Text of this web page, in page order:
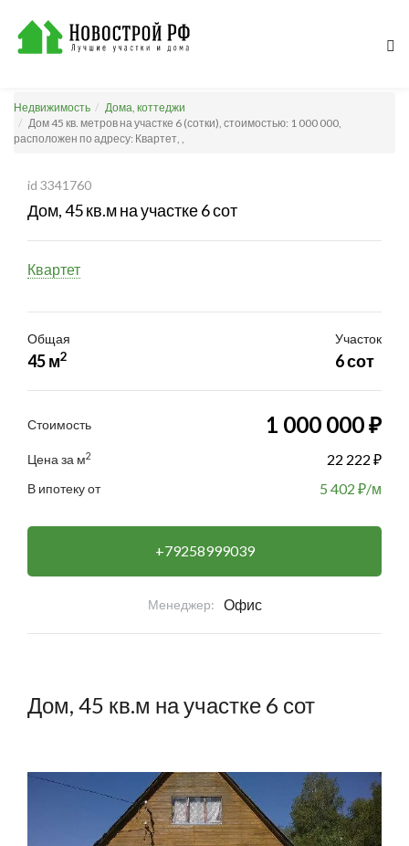
Недвижимость
Дома, коттеджи
Дом 45 кв. метров на участке 6 (сотки), стоимостью: 1 000 000,
расположен по адресу: Квартет, ,
Дом, 45 кв.м на участке 6 сот
id 3341760
Дом, 45 кв.м на участке 6 сот
Квартет
Общая
45 м2
Участок
6 сот
Стоимость 1 000 000 ₽
Цена за м2 22 222 ₽
В ипотеку от 5 402 ₽/м
+79258999039
Менеджер: Офис